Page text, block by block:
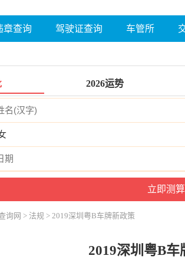
章查询 驾驶证查询 车管所
2026运势
询网 > 法规 > 2019深圳粤B车牌新政策
2019深圳粤B车